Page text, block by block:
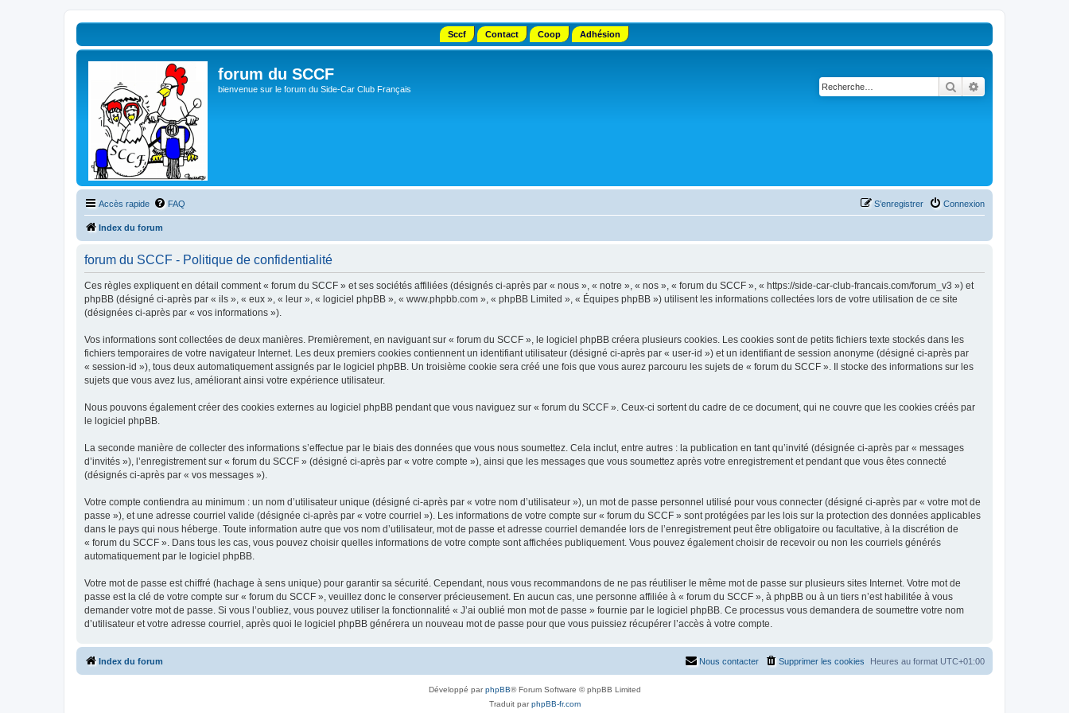
Sccf Contact Coop Adhésion
forum du SCCF
bienvenue sur le forum du Side-Car Club Français Rechercher
Accès rapide FAQ Connexion
S’enregistrer
Index du forum
forum du SCCF - Politique de confidentialité
Ces règles expliquent en détail comment « forum du SCCF » et ses sociétés affiliées (désignés ci-après par « nous », « notre », « nos », « forum du SCCF », « https://side-car-club-francais.com/forum_v3 ») et
phpBB (désigné ci-après par « ils », « eux », « leur », « logiciel phpBB », « www.phpbb.com », « phpBB Limited », « Équipes phpBB ») utilisent les informations collectées lors de votre utilisation de ce site
(désignées ci-après par « vos informations »).
Vos informations sont collectées de deux manières. Premièrement, en naviguant sur « forum du SCCF », le logiciel phpBB créera plusieurs cookies. Les cookies sont de petits fichiers texte stockés dans les
fichiers temporaires de votre navigateur Internet. Les deux premiers cookies contiennent un identifiant utilisateur (désigné ci-après par « user-id ») et un identifiant de session anonyme (désigné ci-après par
« session-id »), tous deux automatiquement assignés par le logiciel phpBB. Un troisième cookie sera créé une fois que vous aurez parcouru les sujets de « forum du SCCF ». Il stocke des informations sur les
sujets que vous avez lus, améliorant ainsi votre expérience utilisateur.
Nous pouvons également créer des cookies externes au logiciel phpBB pendant que vous naviguez sur « forum du SCCF ». Ceux-ci sortent du cadre de ce document, qui ne couvre que les cookies créés par
le logiciel phpBB.
La seconde manière de collecter des informations s’effectue par le biais des données que vous nous soumettez. Cela inclut, entre autres : la publication en tant qu’invité (désignée ci-après par « messages
d’invités »), l’enregistrement sur « forum du SCCF » (désigné ci-après par « votre compte »), ainsi que les messages que vous soumettez après votre enregistrement et pendant que vous êtes connecté
(désignés ci-après par « vos messages »).
Votre compte contiendra au minimum : un nom d’utilisateur unique (désigné ci-après par « votre nom d’utilisateur »), un mot de passe personnel utilisé pour vous connecter (désigné ci-après par « votre mot de
passe »), et une adresse courriel valide (désignée ci-après par « votre courriel »). Les informations de votre compte sur « forum du SCCF » sont protégées par les lois sur la protection des données applicables
dans le pays qui nous héberge. Toute information autre que vos nom d’utilisateur, mot de passe et adresse courriel demandée lors de l’enregistrement peut être obligatoire ou facultative, à la discrétion de
« forum du SCCF ». Dans tous les cas, vous pouvez choisir quelles informations de votre compte sont affichées publiquement. Vous pouvez également choisir de recevoir ou non les courriels générés
automatiquement par le logiciel phpBB.
Votre mot de passe est chiffré (hachage à sens unique) pour garantir sa sécurité. Cependant, nous vous recommandons de ne pas réutiliser le même mot de passe sur plusieurs sites Internet. Votre mot de
passe est la clé de votre compte sur « forum du SCCF », veuillez donc le conserver précieusement. En aucun cas, une personne affiliée à « forum du SCCF », à phpBB ou à un tiers n’est habilitée à vous
demander votre mot de passe. Si vous l’oubliez, vous pouvez utiliser la fonctionnalité « J’ai oublié mon mot de passe » fournie par le logiciel phpBB. Ce processus vous demandera de soumettre votre nom
d’utilisateur et votre adresse courriel, après quoi le logiciel phpBB générera un nouveau mot de passe pour que vous puissiez récupérer l’accès à votre compte.
Index du forum Heures au format UTC+01:00
Supprimer les cookies
Nous contacter
Développé parphpBB® Forum Software © phpBB Limited
Traduit parphpBB-fr.com